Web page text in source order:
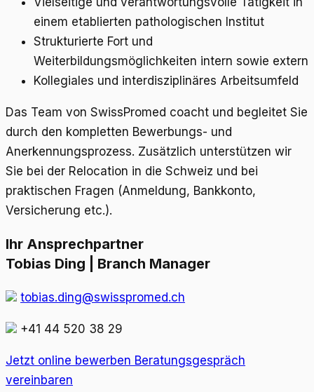
einem etablierten pathologischen Institut
Strukturierte Fort und
Weiterbildungsmöglichkeiten intern sowie extern
Kollegiales und interdisziplinäres Arbeitsumfeld
Das Team von SwissPromed coacht und begleitet Sie
durch den kompletten Bewerbungs- und
Anerkennungsprozess. Zusätzlich unterstützen wir
Sie bei der Relocation in die Schweiz und bei
praktischen Fragen (Anmeldung, Bankkonto,
Versicherung etc.).
Ihr Ansprechpartner
Tobias Ding | Branch Manager
tobias.ding@swisspromed.ch
+41 44 520 38 29
Jetzt online bewerben Beratungsgespräch
vereinbaren